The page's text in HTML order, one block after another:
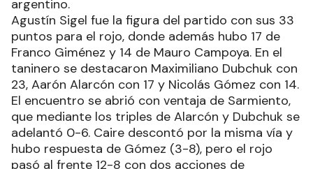
argentino.
Agustín Sigel fue la figura del partido con sus 33
puntos para el rojo, donde además hubo 17 de
Franco Giménez y 14 de Mauro Campoya. En el
taninero se destacaron Maximiliano Dubchuk con
23, Aarón Alarcón con 17 y Nicolás Gómez con 14.
El encuentro se abrió con ventaja de Sarmiento,
que mediante los triples de Alarcón y Dubchuk se
adelantó 0-6. Caire descontó por la misma vía y
hubo respuesta de Gómez (3-8), pero el rojo
pasó al frente 12-8 con dos acciones de